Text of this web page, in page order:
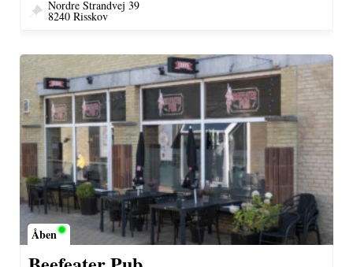
Nordre Strandvej 39
8240 Risskov
Åben